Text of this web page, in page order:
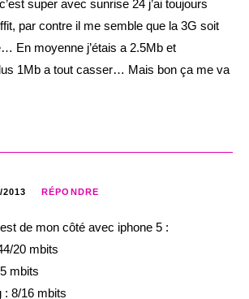
super avec sunrise 24 j’ai toujours
par contre il me semble que la 3G soit
En moyenne j’étais a 2.5Mb et
1Mb a tout casser… Mais bon ça me va
2013 RÉPONDRE
de mon côté avec iphone 5 :
20 mbits
mbits
: 8/16 mbits